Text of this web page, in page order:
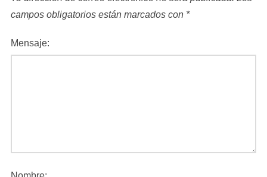
campos obligatorios están marcados con *
Mensaje: